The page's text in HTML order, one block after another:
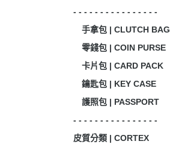
- - - - - - - - - - - - - - - -
手拿包 | CLUTCH BAG
零錢包 | COIN PURSE
卡片包 | CARD PACK
鑰匙包 | KEY CASE
護照包 | PASSPORT
- - - - - - - - - - - - - - - -
皮質分類 | CORTEX